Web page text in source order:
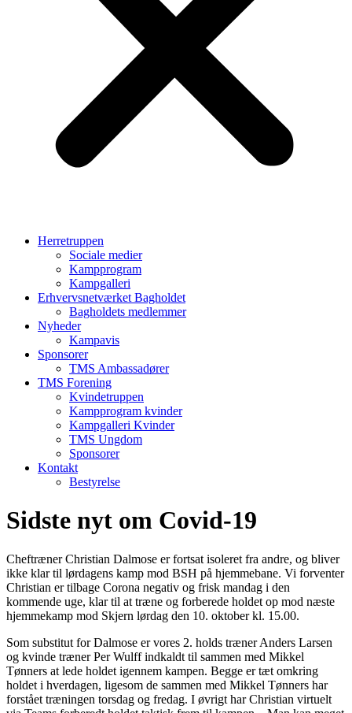
Herretruppen
Sociale medier
Kampprogram
Kampgalleri
Erhvervsnetværket Bagholdet
Bagholdets medlemmer
Nyheder
Kampavis
Sponsorer
TMS Ambassadører
TMS Forening
Kvindetruppen
Kampprogram kvinder
Kampgalleri Kvinder
TMS Ungdom
Sponsorer
Kontakt
Bestyrelse
Sidste nyt om Covid-19
Cheftræner Christian Dalmose er fortsat isoleret fra andre, og bliver
ikke klar til lørdagens kamp mod BSH på hjemmebane. Vi forventer
Christian er tilbage Corona negativ og frisk mandag i den
kommende uge, klar til at træne og forberede holdet op mod næste
hjemmekamp mod Skjern lørdag den 10. oktober kl. 15.00.
Som substitut for Dalmose er vores 2. holds træner Anders Larsen
og kvinde træner Per Wulff indkaldt til sammen med Mikkel
Tønners at lede holdet igennem kampen. Begge er tæt omkring
holdet i hverdagen, ligesom de sammen med Mikkel Tønners har
forstået træningen torsdag og fredag. I øvrigt har Christian virtuelt